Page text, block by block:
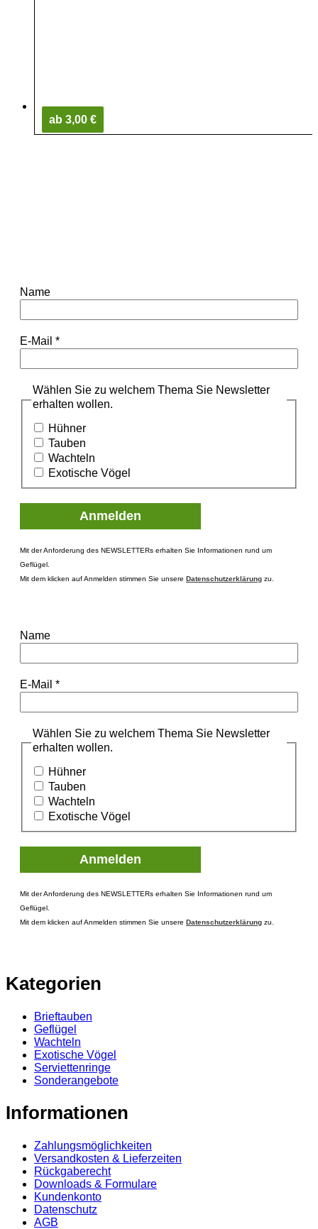
ab 3,00 €
Name
E-Mail *
Wählen Sie zu welchem Thema Sie Newsletter
erhalten wollen.
Hühner
Tauben
Wachteln
Exotische Vögel
Mit der Anforderung des NEWSLETTERs erhalten Sie Informationen rund um
Geflügel.
Mit dem klicken auf Anmelden stimmen Sie unsere Datenschutzerklärung zu.
Name
E-Mail *
Wählen Sie zu welchem Thema Sie Newsletter
erhalten wollen.
Hühner
Tauben
Wachteln
Exotische Vögel
Mit der Anforderung des NEWSLETTERs erhalten Sie Informationen rund um
Geflügel.
Mit dem klicken auf Anmelden stimmen Sie unsere Datenschutzerklärung zu.
Kategorien
Brieftauben
Geflügel
Wachteln
Exotische Vögel
Serviettenringe
Sonderangebote
Informationen
Zahlungsmöglichkeiten
Versandkosten & Lieferzeiten
Rückgaberecht
Downloads & Formulare
Kundenkonto
Datenschutz
AGB